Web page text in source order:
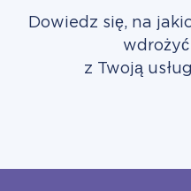
Dowiedz się, na
z Twoją